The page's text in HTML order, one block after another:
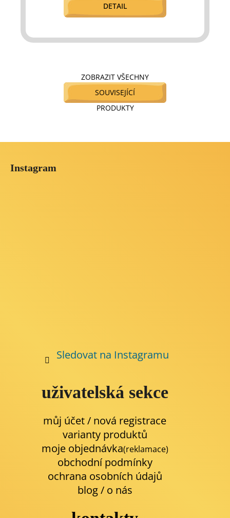
DETAIL
ZOBRAZIT VŠECHNY
SOUVISEJÍCÍ
PRODUKTY
Instagram
Sledovat na Instagramu
uživatelská sekce
můj účet / nová registrace
varianty produktů
moje objednávka(reklamace)
obchodní podmínky
ochrana osobních údajů
blog/ o nás